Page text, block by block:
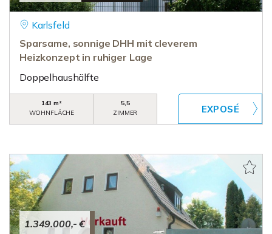
Karlsfeld
Sparsame, sonnige DHH mit cleverem
Heizkonzept in ruhiger Lage
Doppelhaushälfte
143 m²
WOHNFLÄCHE
5,5
ZIMMER
1.349.000,- €